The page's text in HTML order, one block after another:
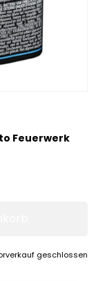
Feuerwerk
geschlossen